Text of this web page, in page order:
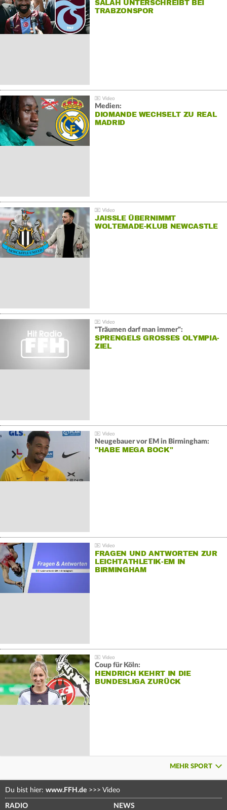
SALAH UNTERSCHREIBT BEI
TRABZONSPOR
Medien:
DIOMANDE WECHSELT ZU REAL
MADRID
JAISSLE ÜBERNIMMT
WOLTEMADE-KLUB NEWCASTLE
"Träumen darf man immer":
SPRENGELS GROSSES OLYMPIA-Z
IEL
Neugebauer vor EM in Birmingham:
"HABE MEGA BOCK"
FRAGEN UND ANTWORTEN ZUR
LEICHTATHLETIK-EM IN
BIRMINGHAM
Coup für Köln:
HENDRICH KEHRT IN DIE
BUNDESLIGA ZURÜCK
MEHR SPORT
Du bist hier: www.FFH.de >>> Video
RADIO NEWS